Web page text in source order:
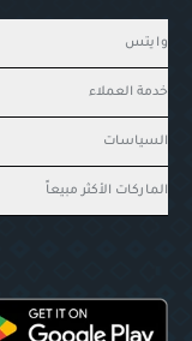
وايتس
خدمة العملاء
السياسات
الماركات الأكثر مبيعاً